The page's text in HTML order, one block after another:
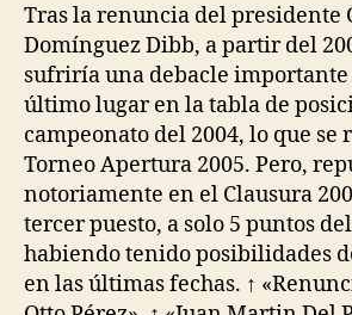
Tras la renuncia del presidente
Domínguez Dibb, a partir del
sufriría una debacle
último lugar en la tabla de
campeonato del 2004, lo que se
Torneo Apertura 2005. Pero,
notoriamente en el Clausura
tercer puesto, a solo 5 puntos
habiendo tenido posibilidades
en las últimas fechas. ↑